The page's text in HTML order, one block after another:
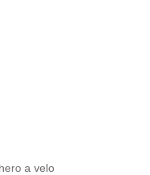
a velo